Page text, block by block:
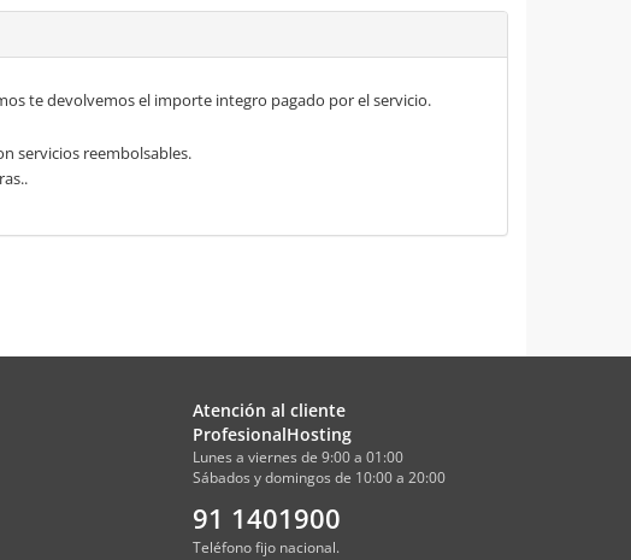
te devolvemos el importe integro pagado por el servicio.
servicios reembolsables.
Atención al cliente
ProfesionalHosting
Lunes a viernes de 9:00 a 01:00
Sábados y domingos de 10:00 a 20:00
91 1401900
Teléfono fijo nacional.